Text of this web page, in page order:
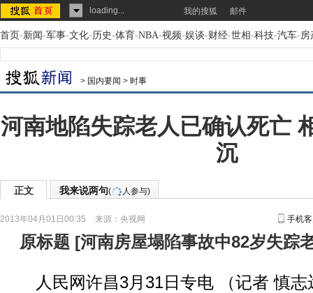
loading... 我的搜狐 邮件
首页-新闻-军事-文化-历史-体育-NBA-视频-娱谈-财经-世相-科技-汽车-房
> 国内要闻 > 时事
河南地陷失踪老人已确认死亡
沉
正文 我来说两句( 人参与)
2013年04月01日00:35 来源： 央视网 手机
原标题 [河南房屋塌陷事故中82岁失踪
人民网许昌3月31日专电 （记者 慎